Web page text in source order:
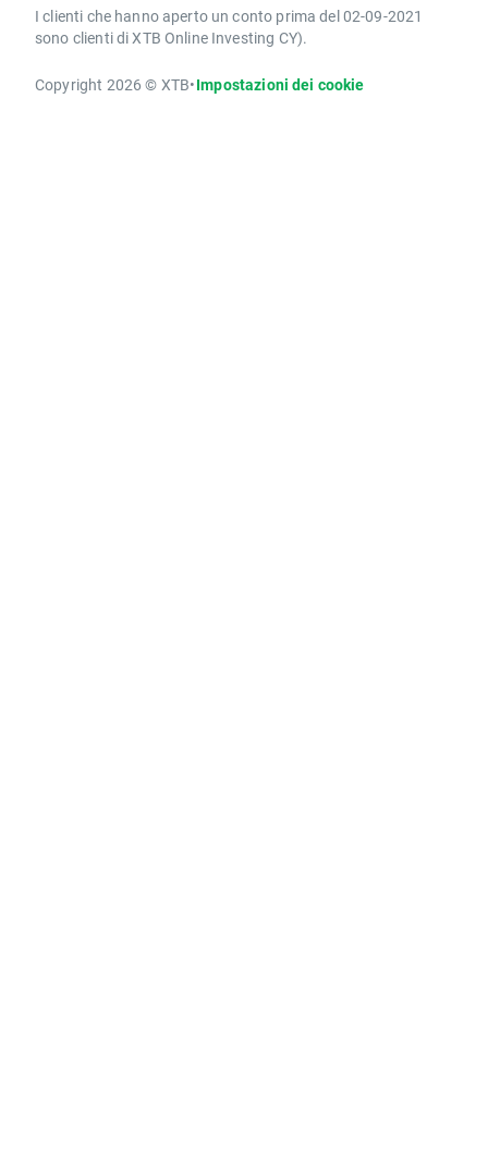
I clienti che hanno aperto un conto prima del 02-09-2021
sono clienti di XTB Online Investing CY).
Copyright 2026 © XTB•Impostazioni dei cookie